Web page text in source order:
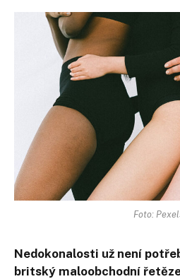
Foto:
Nedokonalosti už není
britský maloobchodní